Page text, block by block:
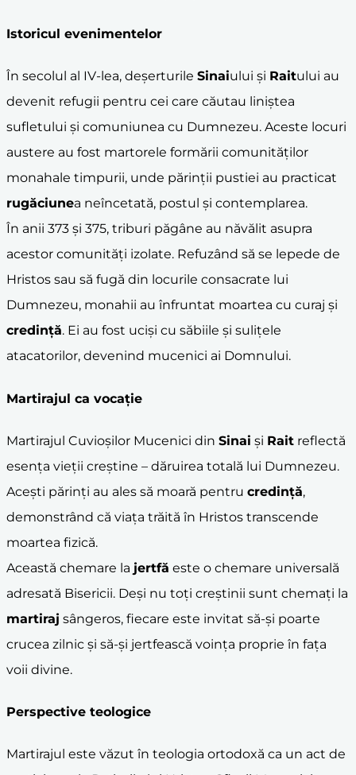
Istoricul evenimentelor
În secolul al IV-lea, deșerturile Sinaiului și Raitului au
devenit refugii pentru cei care căutau liniștea
sufletului și comuniunea cu Dumnezeu. Aceste locuri
austere au fost martorele formării comunităților
monahale timpurii, unde părinții pustiei au practicat
rugăciunea neîncetată, postul și contemplarea.
În anii 373 și 375, triburi păgâne au năvălit asupra
acestor comunități izolate. Refuzând să se lepede de
Hristos sau să fugă din locurile consacrate lui
Dumnezeu, monahii au înfruntat moartea cu curaj și
credință. Ei au fost uciși cu săbiile și sulițele
atacatorilor, devenind mucenici ai Domnului.
Martirajul ca vocație
Martirajul Cuvioșilor Mucenici din Sinai și Rait reflectă
esența vieții creștine – dăruirea totală lui Dumnezeu.
Acești părinți au ales să moară pentru credință,
demonstrând că viața trăită în Hristos transcende
moartea fizică.
Această chemare la jertfă este o chemare universală
adresată Bisericii. Deși nu toți creștinii sunt chemați la
martiraj sângeros, fiecare este invitat să-și poarte
crucea zilnic și să-și jertfească voința proprie în fața
voii divine.
Perspective teologice
Martirajul este văzut în teologia ortodoxă ca un act de